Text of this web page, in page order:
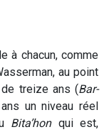
à chacun, comme
au point
de treize ans (Bar-
un niveau réel
Bita’honqui est,